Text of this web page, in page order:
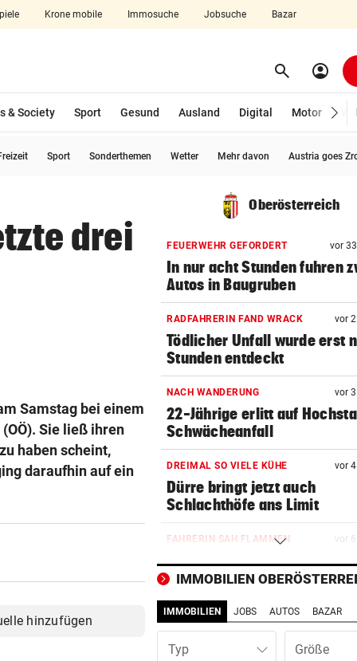
Krone mobile Immosuche Jobsuche Bazar
aufklappen search Suchen
account_circle
& Society Sport Gesund Ausland Digital Motor
Sport Sonderthemen Wetter Mehr davon Austria goes
drei
Samstag bei einem
Sie ließ ihren
haben scheint,
daraufhin auf ein
hinzufügen
Oberösterreich
FEUERWEHR GEFORDERT vor
In nur acht Stunden fuhren
Autos in Baugruben
RADFAHRERIN FAND WRACK vor
Tödlicher Unfall wurde erst
Stunden entdeckt
NACH WANDERUNG vor
22-Jährige erlitt auf
Schwächeanfall
DREIMAL SO VIELE KÜHE vor
Dürre bringt jetzt auch
Schlachthöfe ans Limit
FAHRERIN SAH FLAMMEN vor
Feuerwerkskörper setzt
Wiese in Brand
AUF DER AUTOBAHN vor 7
26-Jähriger überschlug sich
Kleintransporter
IMMOBILIEN
IMMOBILIEN JOBS AUTOS BAZAR
Typ